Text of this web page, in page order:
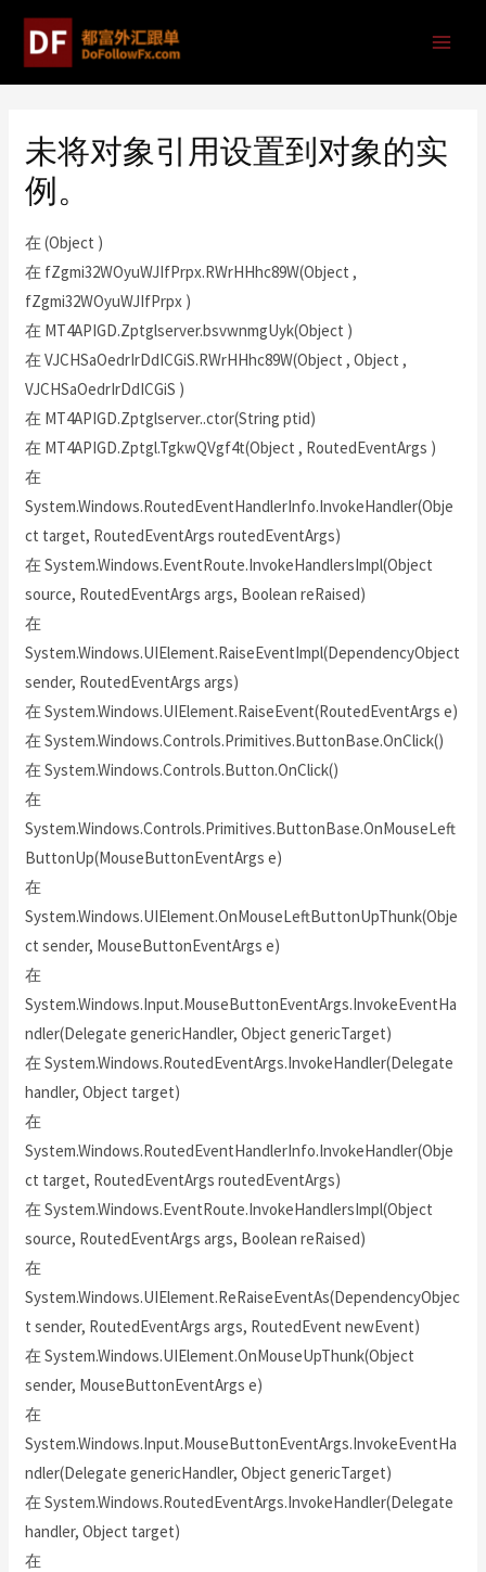
未将对象引用设置到对象的实
例。
在 (Object )
在 fZgmi32WOyuWJIfPrpx.RWrHHhc89W(Object ,
fZgmi32WOyuWJIfPrpx )
在 MT4APIGD.Zptglserver.bsvwnmgUyk(Object )
在 VJCHSaOedrIrDdICGiS.RWrHHhc89W(Object , Object ,
VJCHSaOedrIrDdICGiS )
在 MT4APIGD.Zptglserver..ctor(String ptid)
在 MT4APIGD.Zptgl.TgkwQVgf4t(Object , RoutedEventArgs )
在
System.Windows.RoutedEventHandlerInfo.InvokeHandler(Obje
ct target, RoutedEventArgs routedEventArgs)
在 System.Windows.EventRoute.InvokeHandlersImpl(Object
source, RoutedEventArgs args, Boolean reRaised)
在
System.Windows.UIElement.RaiseEventImpl(DependencyObject
sender, RoutedEventArgs args)
在 System.Windows.UIElement.RaiseEvent(RoutedEventArgs e)
在 System.Windows.Controls.Primitives.ButtonBase.OnClick()
在 System.Windows.Controls.Button.OnClick()
在
System.Windows.Controls.Primitives.ButtonBase.OnMouseLeft
ButtonUp(MouseButtonEventArgs e)
在
System.Windows.UIElement.OnMouseLeftButtonUpThunk(Obje
ct sender, MouseButtonEventArgs e)
在
System.Windows.Input.MouseButtonEventArgs.InvokeEventHa
ndler(Delegate genericHandler, Object genericTarget)
在 System.Windows.RoutedEventArgs.InvokeHandler(Delegate
handler, Object target)
在
System.Windows.RoutedEventHandlerInfo.InvokeHandler(Obje
ct target, RoutedEventArgs routedEventArgs)
在 System.Windows.EventRoute.InvokeHandlersImpl(Object
source, RoutedEventArgs args, Boolean reRaised)
在
System.Windows.UIElement.ReRaiseEventAs(DependencyObjec
t sender, RoutedEventArgs args, RoutedEvent newEvent)
在 System.Windows.UIElement.OnMouseUpThunk(Object
sender, MouseButtonEventArgs e)
在
System.Windows.Input.MouseButtonEventArgs.InvokeEventHa
ndler(Delegate genericHandler, Object genericTarget)
在 System.Windows.RoutedEventArgs.InvokeHandler(Delegate
handler, Object target)
在